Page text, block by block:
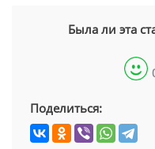
Была ли эта
Поделиться: